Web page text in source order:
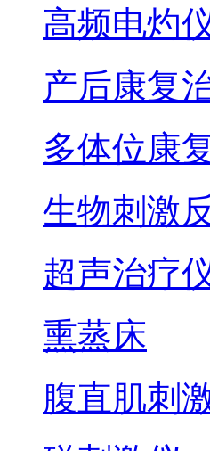
高频电灼
产后康复
多体位康
生物刺激
超声治疗
熏蒸床
腹直肌刺